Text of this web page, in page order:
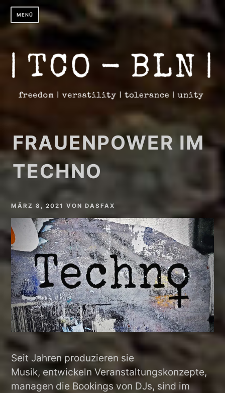
Zum
Inhalt
springen
MENÜ
FRAUENPOWER IM
TECHNO
MÄRZ 8, 2021 VONDASFAX
Seit Jahren produzieren sie
Musik, entwickeln Veranstaltungskonzepte,
managen die Bookings von DJs, sind im